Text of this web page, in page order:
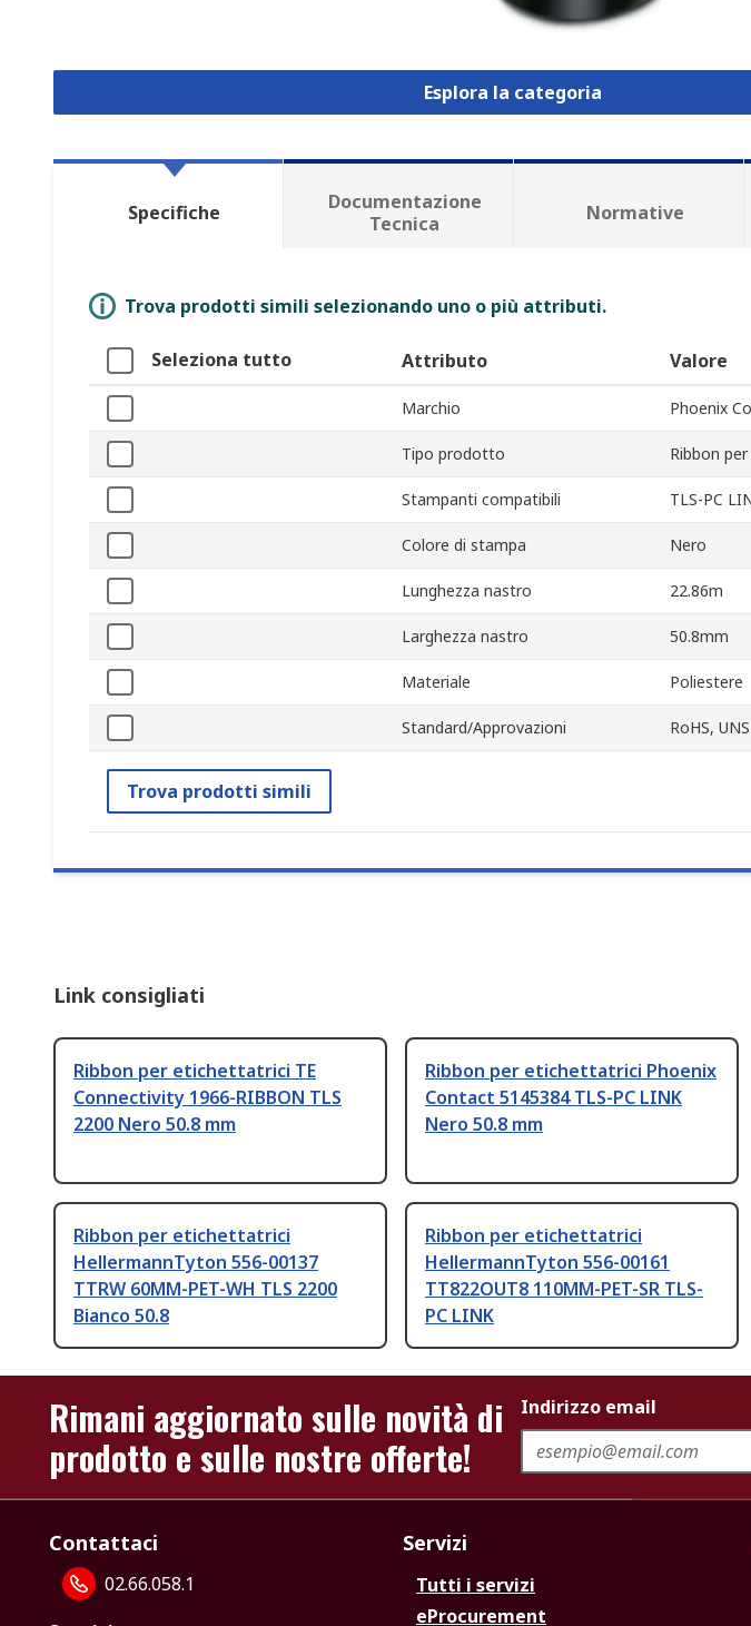
Esplora la categoria
Specifiche
Documentazione
Tecnica
Normative
Trova prodotti simili selezionando uno o più attributi.
Seleziona tutto Attributo Valore
Marchio Phoenix
Tipo prodotto Ribbon
Stampanti compatibili TLS-PC
Colore di stampa Nero
Lunghezza nastro 22.86m
Larghezza nastro 50.8mm
Materiale Poliestere
Standard/Approvazioni RoHS,
Trova prodotti simili
Link consigliati
Ribbon per etichettatrici TE
Connectivity 1966-RIBBON TLS
2200 Nero 50.8 mm
Ribbon per etichettatrici Phoenix
Contact 5145384 TLS-PC LINK
Nero 50.8 mm
Ribbon per etichettatrici
HellermannTyton 556-00137
TTRW 60MM-PET-WH TLS 2200
Bianco 50.8
Ribbon per etichettatrici
HellermannTyton 556-00161
TT822OUT8 110MM-PET-SR TLS-
PC LINK
Rimani aggiornato sulle novità di
prodotto e sulle nostre offerte!
Indirizzo email
Contattaci
02.66.058.1
Servizi
Tutti i servizi
eProcurement